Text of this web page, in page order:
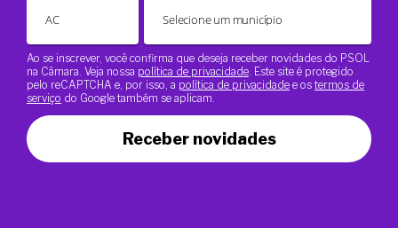
Ao se inscrever, você confirma que deseja receber novidades do PSOL
na Câmara. Veja nossa política de privacidade . Este site é protegido
pelo reCAPTCHA e, por isso, a política de privacidade e os termos de
serviço do Google também se aplicam.
Receber novidades